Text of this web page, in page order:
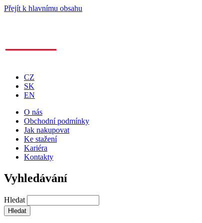
Přejít k hlavnímu obsahu
CZ
SK
EN
O nás
Obchodní podmínky
Jak nakupovat
Ke stažení
Kariéra
Kontakty
Vyhledávání
Hledat